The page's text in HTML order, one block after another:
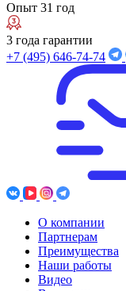
Опыт 31 год
3 года гарантии
+7 (495) 646-74-74
О компании
Партнерам
Преимущества
Наши работы
Видео